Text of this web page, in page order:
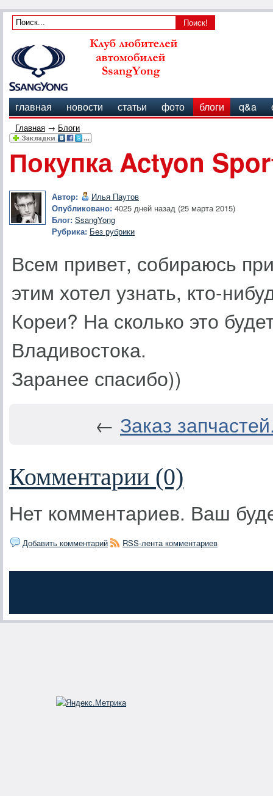
главная новости статьи фото блоги q&a
Главная → Блоги
Покупка Actyon
Автор:
Илья Паутов
Опубликовано: 4025 дней назад (25 марта 2015)
Блог: SsangYong
Рубрика: Без рубрики
Всем привет, собираюсь
этим хотел узнать, кто-
Кореи? На сколько это
Владивостока.
Заранее спасибо))
← Заказ
Комментарии (0)
Нет комментариев. Ваш
Добавить комментарий RSS-лента комментариев